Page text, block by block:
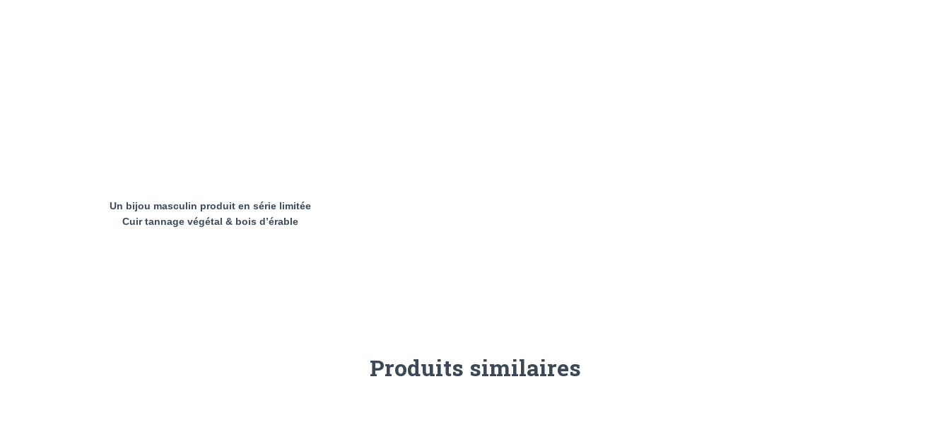
Un bijou masculin produit en série limitée
Cuir tannage végétal & bois d’érable
Produits similaires